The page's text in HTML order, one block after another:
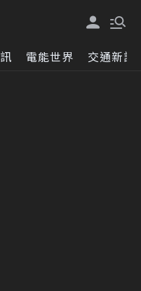
電能世界 交通新訊